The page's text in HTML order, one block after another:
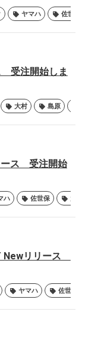
ヤマハ 佐世保
受注開始しま
大村 島原
ース 受注開始
ハ 佐世保 大村
Newリリース
ヤマハ 佐世保